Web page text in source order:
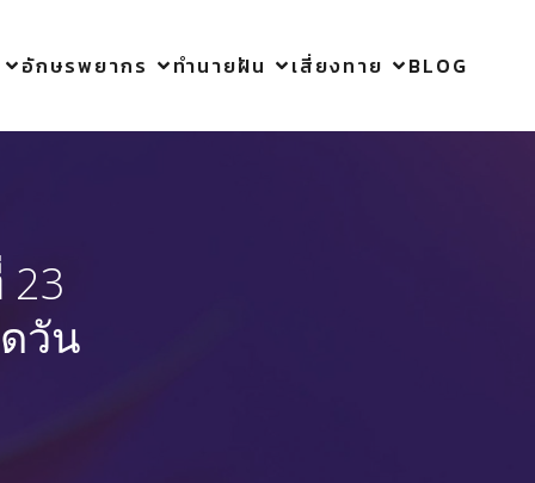
อักษรพยากร ทำนายฝัน เสี่ยงทาย BLOG
วัน